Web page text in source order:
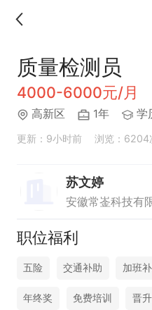
质量检测员
4000-6000元/月
高新区 1年 学
更新：9小时前 浏览：6204
苏文婷
安徽常崟科技有
职位福利
五险 交通补助 加班
年终奖 免费培训 晋